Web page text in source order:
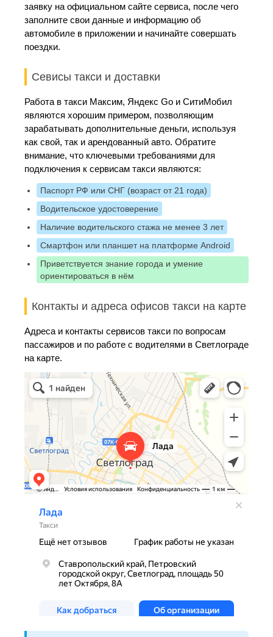
заявку на официальном сайте сервиса, после чего
заполните свои данные и информацию об
автомобиле в приложении и начинайте совершать
поездки.
Севисы такси и доставки
Работа в такси Максим, Яндекс Go и СитиМобил
являются хорошим примером, позволяющим
зарабатывать дополнительные деньги, используя
как свой, так и арендованный авто. Обратите
внимание, что ключевыми требованиями для
подключения к сервисам такси являются:
Паспорт РФ или СНГ (возраст от 21 года)
Водительское удостоверение
Наличие водительского стажа не менее 3 лет
Смартфон или планшет на платформе Android
Приветствуется знание города и умение
ориентироваться в нём
Контакты и адреса офисов такси на карте
Адреса и контакты сервисов такси по вопросам
пассажиров и по работе с водителями в Светлограде
на карте.